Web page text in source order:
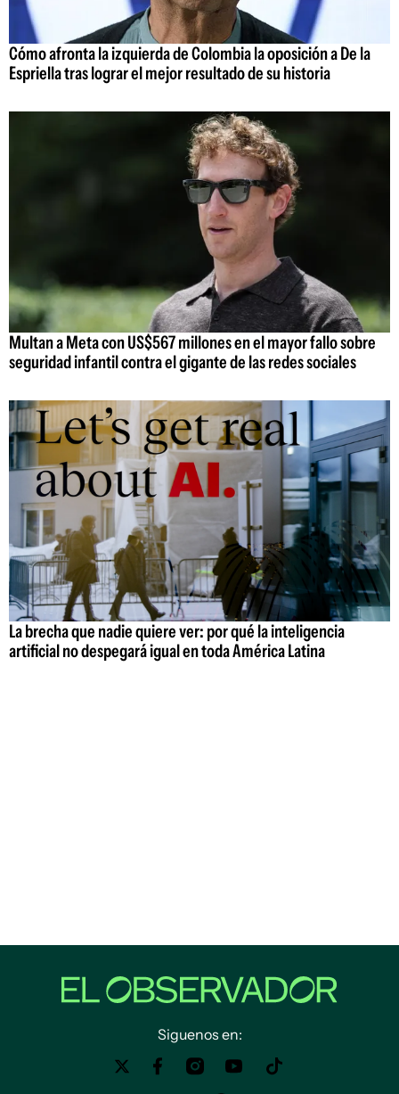
Cómo afronta la izquierda de Colombia la oposición a De la
Espriella tras lograr el mejor resultado de su historia
Multan a Meta con US$567 millones en el mayor fallo sobre
seguridad infantil contra el gigante de las redes sociales
La brecha que nadie quiere ver: por qué la inteligencia
artificial no despegará igual en toda América Latina
Siguenos en: